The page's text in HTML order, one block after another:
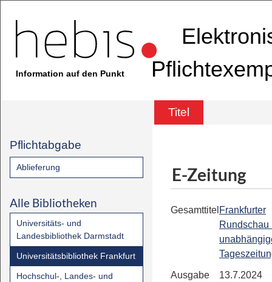
Information auf den Punkt
Titel
Pflichtabgabe
Ablieferung
Alle Bibliotheken
Universitäts- und
Landesbibliothek Darmstadt
Universitätsbibliothek Frankfurt
Hochschul-, Landes- und
E-Zeitung
Gesamttitel Frankfurter
Rundschau
Ausgabe
13.7.2024